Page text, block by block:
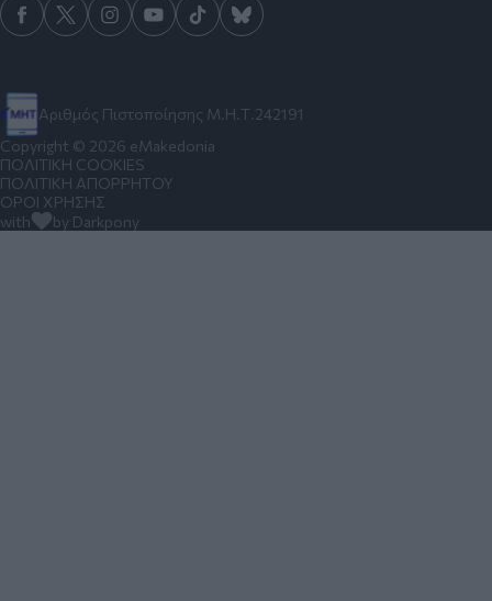
Αριθμός Πιστοποίησης Μ.Η.Τ.242191
Copyright © 2026 eMakedonia
ΠΟΛΙΤΙΚΗ COOKIES
ΠΟΛΙΤΙΚΗ ΑΠΟΡΡΗΤΟΥ
ΟΡΟΙ ΧΡΗΣΗΣ
with
by Darkpony